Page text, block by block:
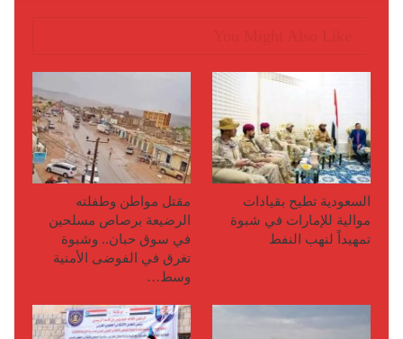
السعودية تطيح بقيادات
موالية للإمارات في شبوة
تمهيداً لنهب النفط
مقتل مواطن وطفلته
الرضيعة برصاص مسلحين
في سوق حبان.. وشبوة
تغرق في الفوضى الأمنية
وسط…